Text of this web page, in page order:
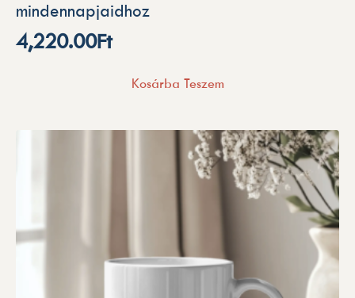
mindennapjaidhoz
4,220.00Ft
Kosárba Teszem